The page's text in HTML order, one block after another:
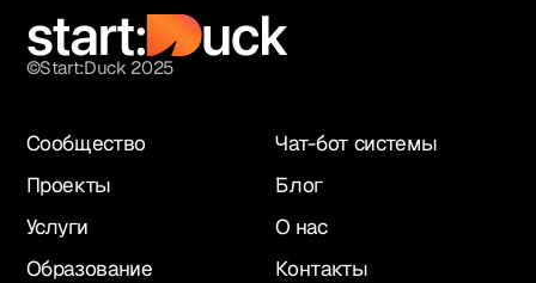
©Start:Duck 2025
Сообщество
Проекты
Услуги
Образование
Чат-бот системы
Блог
О нас
Контакты